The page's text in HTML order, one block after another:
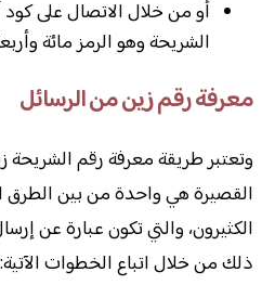
أو من خلال الاتصال على
الشريحة وهو الرمز مائة وأربعة
معرفة رقم زين من الرسائل
وتعتبر طريقة معرفة رقم الشريحة
القصيرة هي واحدة من بين الطرق
الكثيرون، والتي تكون عبارة عن
ذلك من خلال اتباع الخطوات الآتية: